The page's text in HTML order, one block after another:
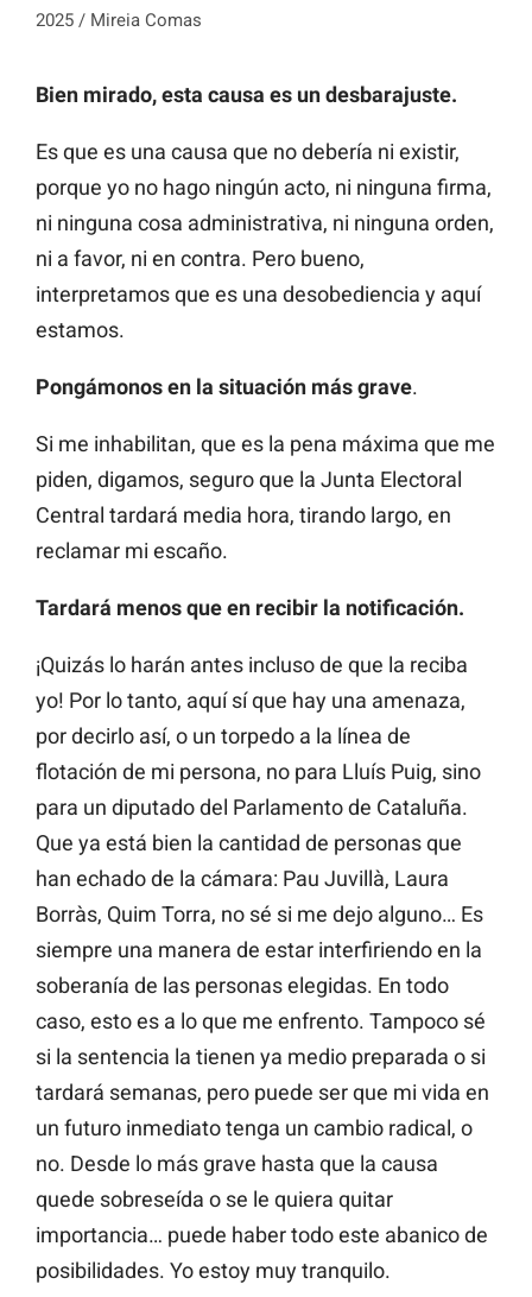
2025 / Mireia Comas
Bien mirado, esta causa es un desbarajuste.
Es que es una causa que no debería ni existir,
porque yo no hago ningún acto, ni ninguna firma,
ni ninguna cosa administrativa, ni ninguna orden,
ni a favor, ni en contra. Pero bueno,
interpretamos que es una desobediencia y aquí
estamos.
Pongámonos en la situación más grave.
Si me inhabilitan, que es la pena máxima que me
piden, digamos, seguro que la Junta Electoral
Central tardará media hora, tirando largo, en
reclamar mi escaño.
Tardará menos que en recibir la notificación.
¡Quizás lo harán antes incluso de que la reciba
yo! Por lo tanto, aquí sí que hay una amenaza,
por decirlo así, o un torpedo a la línea de
flotación de mi persona, no para Lluís Puig, sino
para un diputado del Parlamento de Cataluña.
Que ya está bien la cantidad de personas que
han echado de la cámara: Pau Juvillà, Laura
Borràs, Quim Torra, no sé si me dejo alguno… Es
siempre una manera de estar interfiriendo en la
soberanía de las personas elegidas. En todo
caso, esto es a lo que me enfrento. Tampoco sé
si la sentencia la tienen ya medio preparada o si
tardará semanas, pero puede ser que mi vida en
un futuro inmediato tenga un cambio radical, o
no. Desde lo más grave hasta que la causa
quede sobreseída o se le quiera quitar
importancia… puede haber todo este abanico de
posibilidades. Yo estoy muy tranquilo.